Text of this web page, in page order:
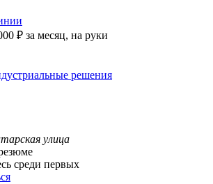
₽ за месяц, на руки
решения
улица
среди первых